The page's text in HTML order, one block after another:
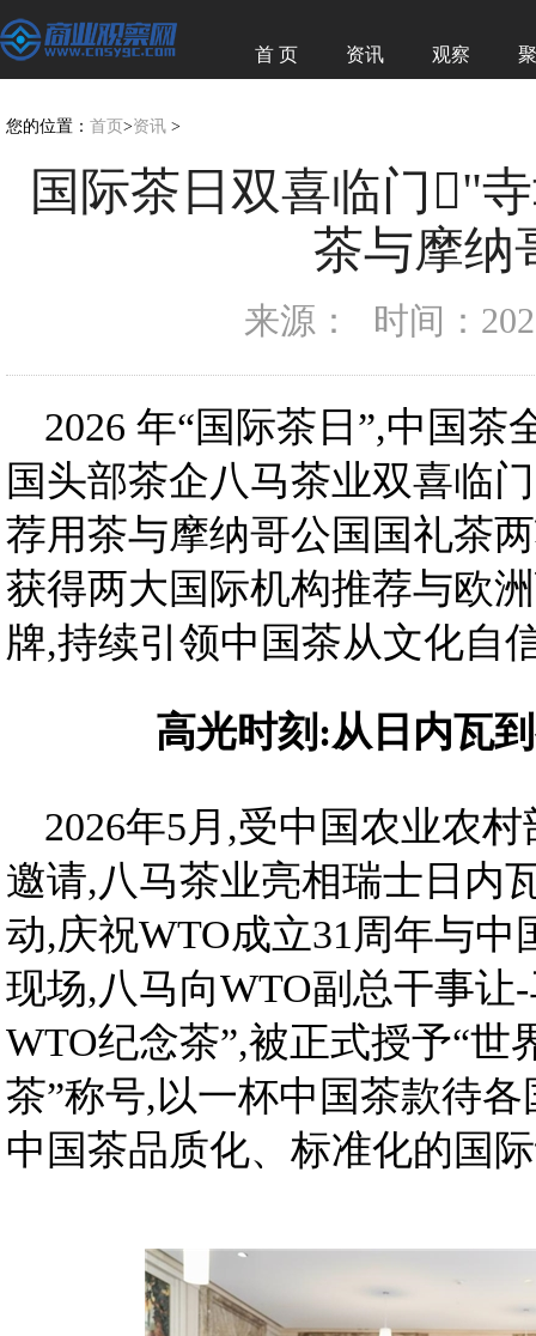
首 页 资讯 观察
您的位置： 首页 >资讯 >
国际茶日双喜临门"
茶与摩纳
来源： 时间：
2026 年“国际茶日”,中国
国头部茶企八马茶业双喜临
荐用茶与摩纳哥公国国礼茶
获得两大国际机构推荐与欧
牌,持续引领中国茶从文化自
高光时刻:从日内瓦
2026年5月,受中国农业农
邀请,八马茶业亮相瑞士日内
动,庆祝WTO成立31周年与中
现场,八马向WTO副总干事让
WTO纪念茶”,被正式授予“
茶”称号,以一杯中国茶款待
中国茶品质化、标准化的国